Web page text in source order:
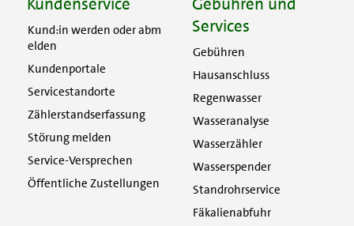
Kund:in werden oder abm
elden
Kundenportale
Servicestandorte
Zählerstandserfassung
Störung melden
Service-Versprechen
Öffentliche Zustellungen
Services
Gebühren
Hausanschluss
Regenwasser
Wasseranalyse
Wasserzähler
Wasserspender
Standrohrservice
Fäkalienabfuhr